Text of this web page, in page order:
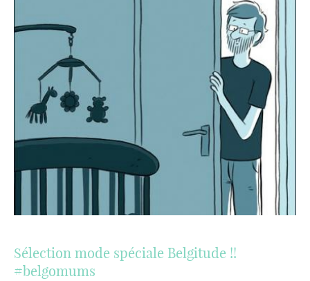
Sélection mode spéciale Belgitude !!
#belgomums